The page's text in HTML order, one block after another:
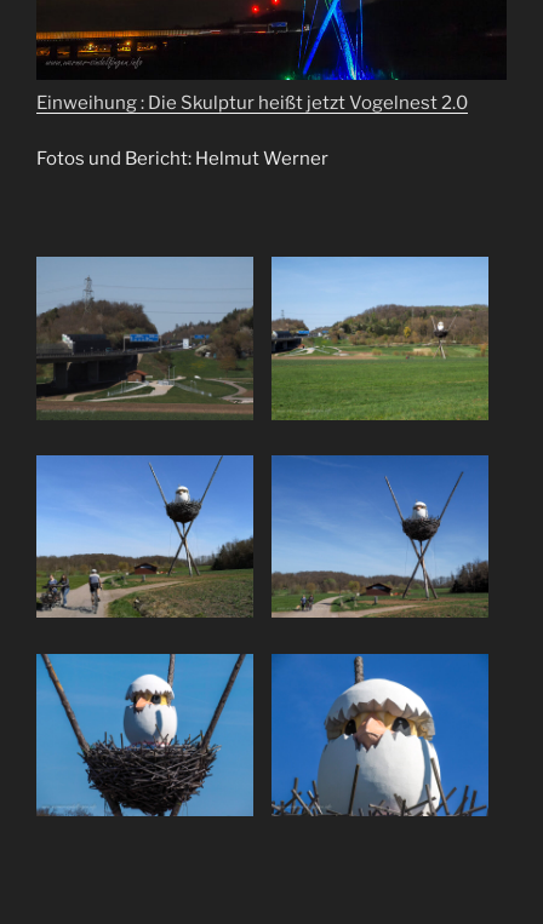
Einweihung : Die Skulptur heißt jetzt Vogelnest 2.0
Fotos und Bericht: Helmut Werner